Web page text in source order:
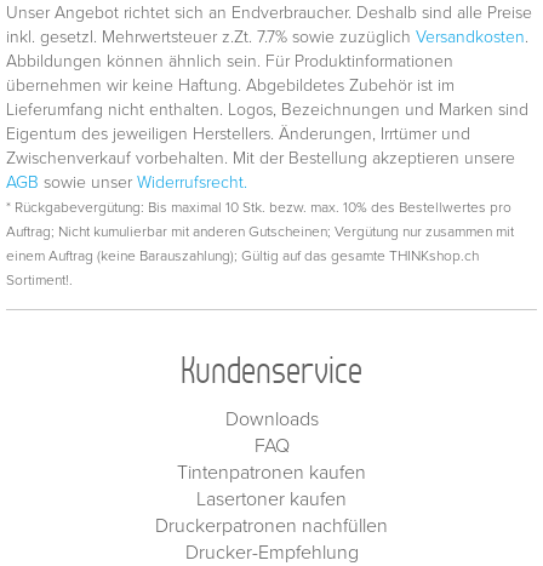
Unser Angebot richtet sich an Endverbraucher. Deshalb sind alle Preise
inkl. gesetzl. Mehrwertsteuer z.Zt. 7.7% sowie zuzüglich Versandkosten.
Abbildungen können ähnlich sein. Für Produktinformationen
übernehmen wir keine Haftung. Abgebildetes Zubehör ist im
Lieferumfang nicht enthalten. Logos, Bezeichnungen und Marken sind
Eigentum des jeweiligen Herstellers. Änderungen, Irrtümer und
Zwischenverkauf vorbehalten. Mit der Bestellung akzeptieren unsere
AGB sowie unser Widerrufsrecht.
* Rückgabevergütung: Bis maximal 10 Stk. bezw. max. 10% des Bestellwertes pro
Auftrag; Nicht kumulierbar mit anderen Gutscheinen; Vergütung nur zusammen mit
einem Auftrag (keine Barauszahlung); Gültig auf das gesamte THINKshop.ch
Sortiment!.
Kundenservice
Downloads
FAQ
Tintenpatronen kaufen
Lasertoner kaufen
Druckerpatronen nachfüllen
Drucker-Empfehlung